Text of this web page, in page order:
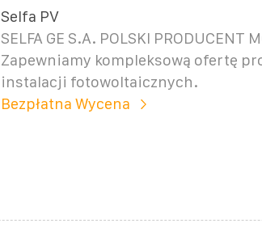
Selfa PV
SELFA GE S.A. POLSKI PRODUCENT
Zapewniamy kompleksową ofertę
instalacji fotowoltaicznych.
Bezpłatna Wycena